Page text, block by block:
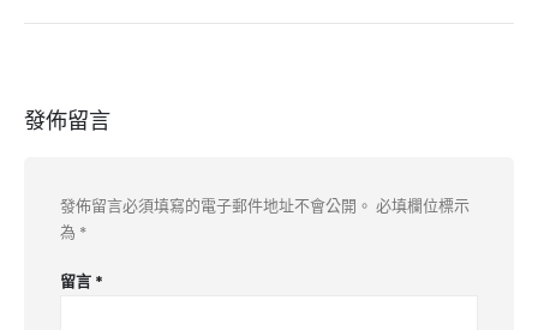
發佈留言
發佈留言必須填寫的電子郵件地址不會公開。 必填欄位標示
為 *
留言 *